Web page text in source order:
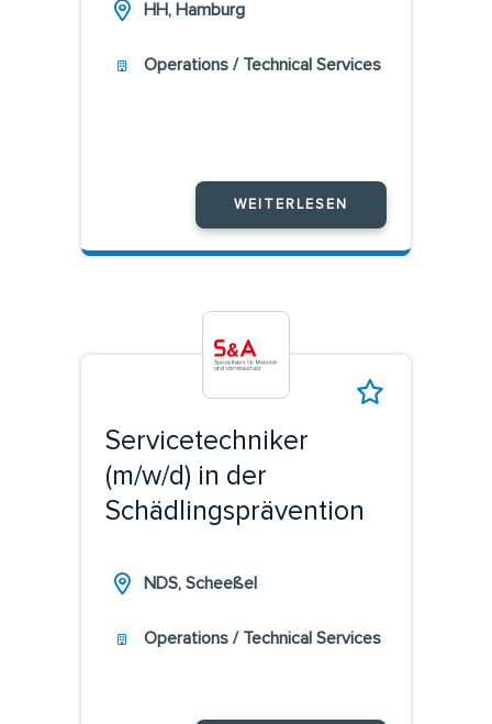
HH, Hamburg
Operations / Technical Services
WEITERLESEN
Servicetechniker
(m/w/d) in der
Schädlingsprävention
NDS, Scheeßel
Operations / Technical Services